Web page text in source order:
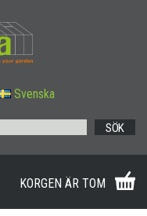
Svenska
SÖK
KORGEN ÄR TOM